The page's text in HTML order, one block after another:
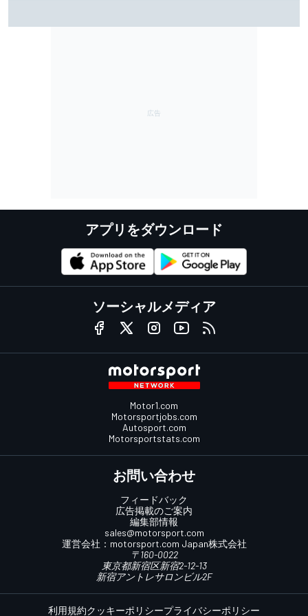
スト”ジェイミー”の日本レース探訪記
アプリをダウンロード
ソーシャルメディア
Motor1.com
Motorsportjobs.com
Autosport.com
Motorsportstats.com
お問い合わせ
フィードバック
広告掲載のご案内
編集部情報
sales@motorsport.com
運営会社： motorsport.com Japan株式会社
〒160-0022
東京都新宿区新宿2-12-13
新宿アントレサロンビル2F
利用規約クッキーポリシープライバシーポリシー